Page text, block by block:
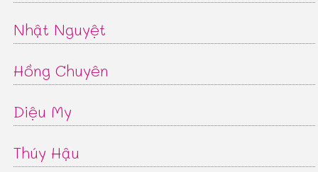
Nhật Nguyệt
Hồng Chuyên
Diệu My
Thúy Hậu